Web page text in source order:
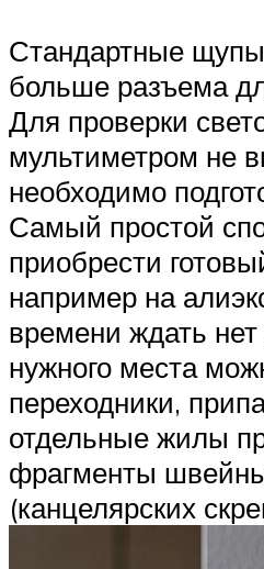
Стандартные
больше разъема
Для проверки
мультиметром не
необходимо
Самый простой
приобрести
например на
времени ждать нет
нужного места
переходники,
отдельные жилы
фрагменты
(канцелярских